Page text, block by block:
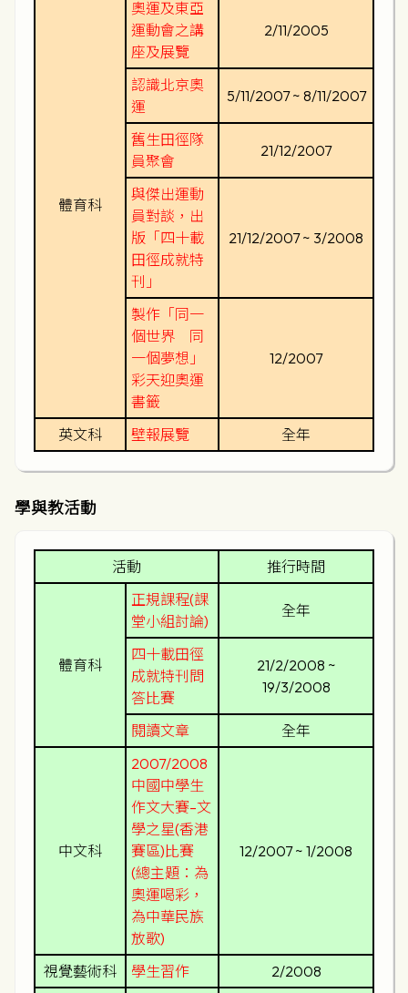
體育科
奧運及東亞
運動會之講
座及展覽
2/11/2005
認識北京奧
運
5/11/2007 ~ 8/11/2007
舊生田徑隊
員聚會
21/12/2007
與傑出運動
員對談，出
版「四十載
田徑成就特
刊」
21/12/2007 ~ 3/2008
製作「同一
個世界 同
一個夢想」
彩天迎奧運
書籤
12/2007
英文科 壁報展覽 全年
學與教活動
活動 推行時間
體育科
正規課程(課
堂小組討論)
全年
四十載田徑
成就特刊問
答比賽
21/2/2008 ~
19/3/2008
閱讀文章 全年
中文科
2007/2008
中國中學生
作文大賽–文
學之星(香港
賽區)比賽
(總主題：為
奧運喝彩，
為中華民族
放歌)
12/2007 ~ 1/2008
視覺藝術科 學生習作 2/2008